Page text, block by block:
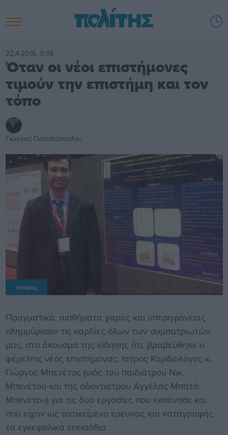
22.4.2016, 9:39
Όταν οι νέοι επιστήμονες
τιμούν την επιστήμη και τον
τόπο
Γιώργος Παπαδόπουλος
Απόψεις
Πραγματικά, αισθήματα χαράς και υπερηφάνειας
πλημμύρισαν τις καρδίες όλων των συμπατριωτών
μας, στο άκουσμα της είδησης ότι, βραβεύθηκε ο
φέρελπις νέος επιστήμονας, Ιατρός Καρδιολόγος κ.
Γιώργος Μπενέτος (υιός του παιδιάτρου Νικ.
Μπενέτου και της οδοντιάτρου Αγγέλας Μπατά-
Μπενέτου) για τις δυο εργασίες που εκπόνησε και
που είχαν ως αντικείμενο έρευνας και καταγραφής
τα εγκεφαλικά επεισόδια.